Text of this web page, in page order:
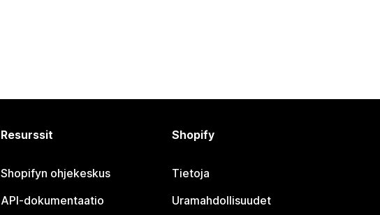
Resurssit
Shopifyn ohjekeskus
API-dokumentaatio
Shopify
Tietoja
Uramahdollisuudet